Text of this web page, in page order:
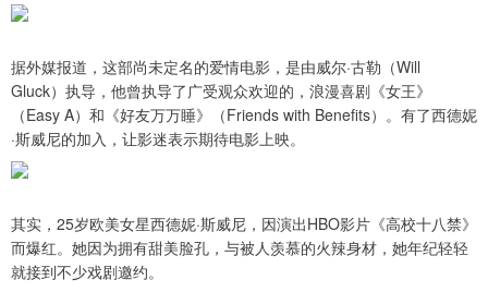
据外媒报道，这部尚未定名的爱情电影，是由威尔·古勒（Will
Gluck）执导，他曾执导了广受观众欢迎的，浪漫喜剧《女王》
（Easy A）和《好友万万睡》（Friends with Benefits）。有了西德妮
·斯威尼的加入，让影迷表示期待电影上映。
其实，25岁欧美女星西德妮·斯威尼，因演出HBO影片《高校十八禁》
而爆红。她因为拥有甜美脸孔，与被人羡慕的火辣身材，她年纪轻轻
就接到不少戏剧邀约。